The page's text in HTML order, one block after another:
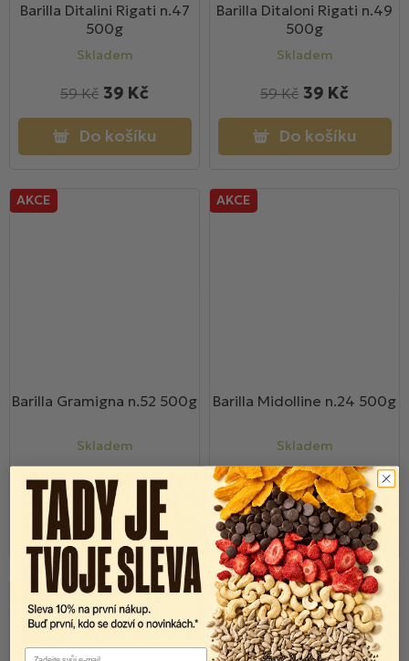
Barilla Ditalini Rigati n.47
500g
Skladem
39 Kč
59 Kč
Do košíku
Barilla Ditaloni Rigati n.49
500g
Skladem
39 Kč
59 Kč
Do košíku
AKCE
Barilla Gramigna n.52 500g
Skladem
39 Kč
59 Kč
Do košíku
AKCE
Barilla Midolline n.24 500g
Skladem
39 Kč
59 Kč
Do košíku
AKCE AKCE
Email